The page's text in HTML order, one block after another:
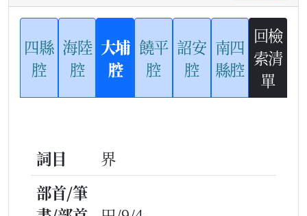
四縣
腔
海陸
腔
大埔
腔
饒平
腔
詔安
腔
南四
縣腔
回檢
索清
單
詞目
界
部首/筆